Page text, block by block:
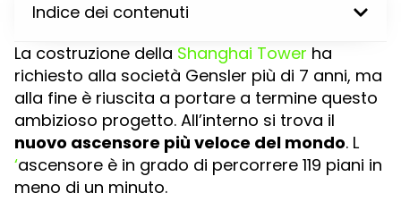
Indice dei contenuti
La costruzione della Shanghai Tower ha
richiesto alla società Gensler più di 7 anni, ma
alla fine è riuscita a portare a termine questo
ambizioso progetto. All’interno si trova il
nuovo ascensore più veloce del mondo. L
‘ascensore è in grado di percorrere 119 piani in
meno di un minuto.